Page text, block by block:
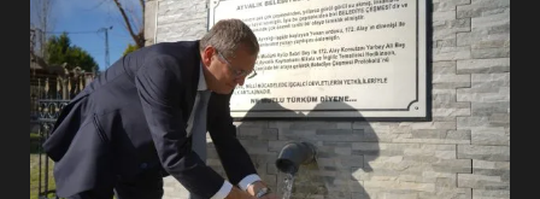
7
BURHANİYE BELEDİYESPOR’DA
YENİ YÖNETİM NASIL
ŞEKİLLENDİ?